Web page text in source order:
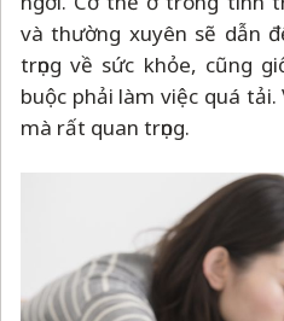
và thường xuyên sẽ dẫn
trọng về sức khỏe, cũng
buộc phải làm việc quá
mà rất quan trọng.